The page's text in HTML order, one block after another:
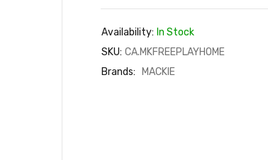
Availability: In Stock
SKU: CA.MKFREEPLAYHOME
Brands:
MACKIE